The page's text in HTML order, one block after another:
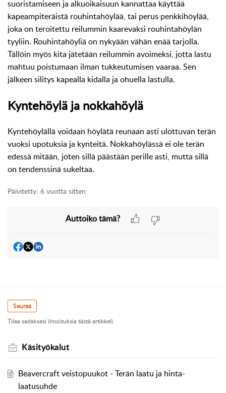
suoristamiseen ja alkuoikaisuun kannattaa käyttää
kapeampiteräistä rouhintahöylää, tai perus penkkihöylää,
joka on teroitettu reilummin kaarevaksi rouhintahöylän
tyyliin. Rouhintahöyliä on nykyään vähän enää tarjolla.
Tällöin myös kita jätetään reilummin avoimeksi, jotta lastu
mahtuu poistumaan ilman tukkeutumisen vaaraa. Sen
jälkeen silitys kapealla kidalla ja ohuella lastulla.
Kyntehöylä ja nokkahöylä
Kyntehöylällä voidaan höylätä reunaan asti ulottuvan terän
vuoksi upotuksia ja kynteitä. Nokkahöylässä ei ole terän
edessä mitään, joten sillä päästään perille asti, mutta sillä
on tendenssinä sukeltaa.
Päivitetty: 6 vuotta sitten
Auttoiko tämä?
Seuraa
Tilaa sadaksesi ilmoituksia tästä artikkeli.
Käsityökalut
Beavercraft veistopuukot - Terän laatu ja hinta-
laatusuhde